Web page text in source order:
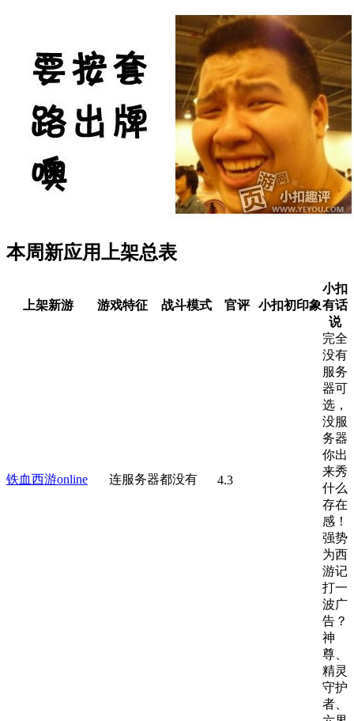
本周新应用上架总表
上架新游 游戏特征 战斗模式 官评 小扣初印象
小扣
有话
说
铁血西游online 连服务器都没有 4.3
完全
没有
服务
器可
选，
没服
务器
你出
来秀
什么
存在
感！
强势
为西
游记
打一
波广
告？
神
尊、
精灵
守护
者、